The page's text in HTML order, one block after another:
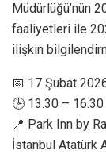
Müdürlüğü’nün
faaliyetleri ile
ilişkin
📅 17 Şubat
🕒 13.30 – 16.30
📍 Park Inn by
İstanbul Atatürk